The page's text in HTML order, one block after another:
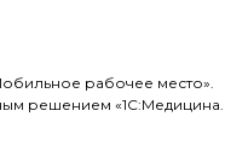
рабочее место».
решением «1С:Медицина.